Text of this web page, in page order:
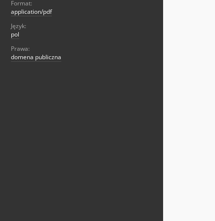
Format:
application/pdf
Język:
pol
Prawa:
domena publiczna